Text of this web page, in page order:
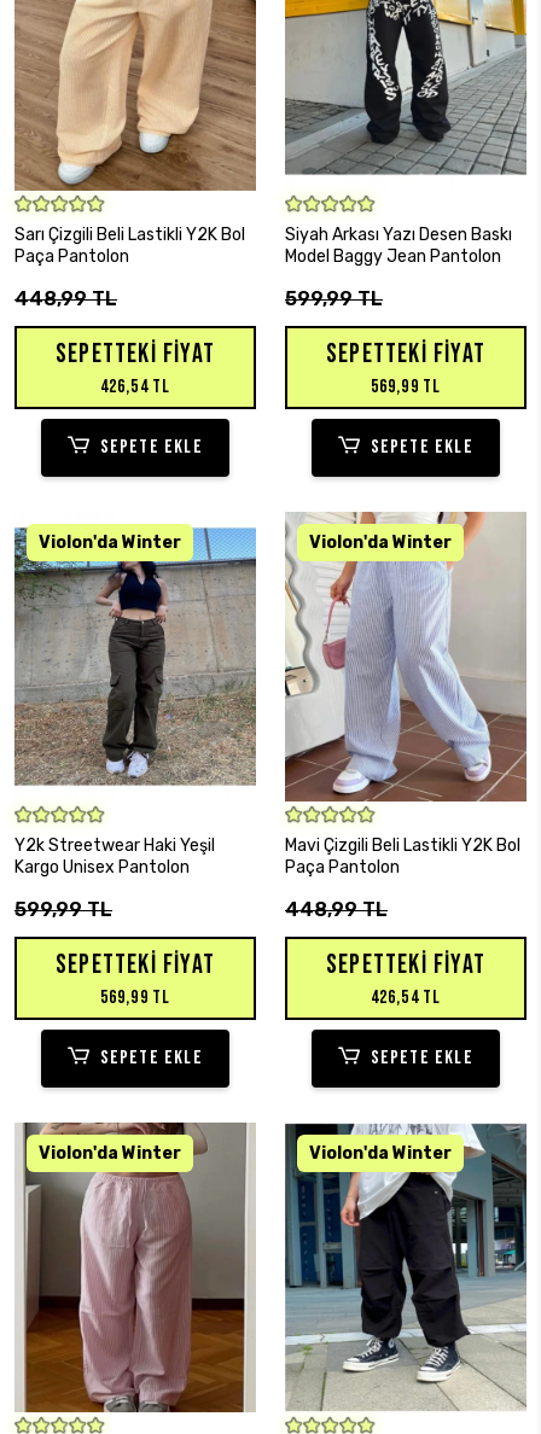
SEPETE EKLE
Sarı Çizgili Beli Lastikli Y2K Bol
Paça Pantolon
448,99 TL
SEPETTEKI FIYAT
426,54 TL
SEPETE EKLE
SEPETE EKLE
Siyah Arkası Yazı Desen Baskı
Model Baggy Jean Pantolon
599,99 TL
SEPETTEKI FIYAT
569,99 TL
SEPETE EKLE
SEPETE EKLE
Y2k Streetwear Haki Yeşil
Kargo Unisex Pantolon
599,99 TL
SEPETTEKI FIYAT
569,99 TL
SEPETE EKLE
SEPETE EKLE
Mavi Çizgili Beli Lastikli Y2K Bol
Paça Pantolon
448,99 TL
SEPETTEKI FIYAT
426,54 TL
SEPETE EKLE